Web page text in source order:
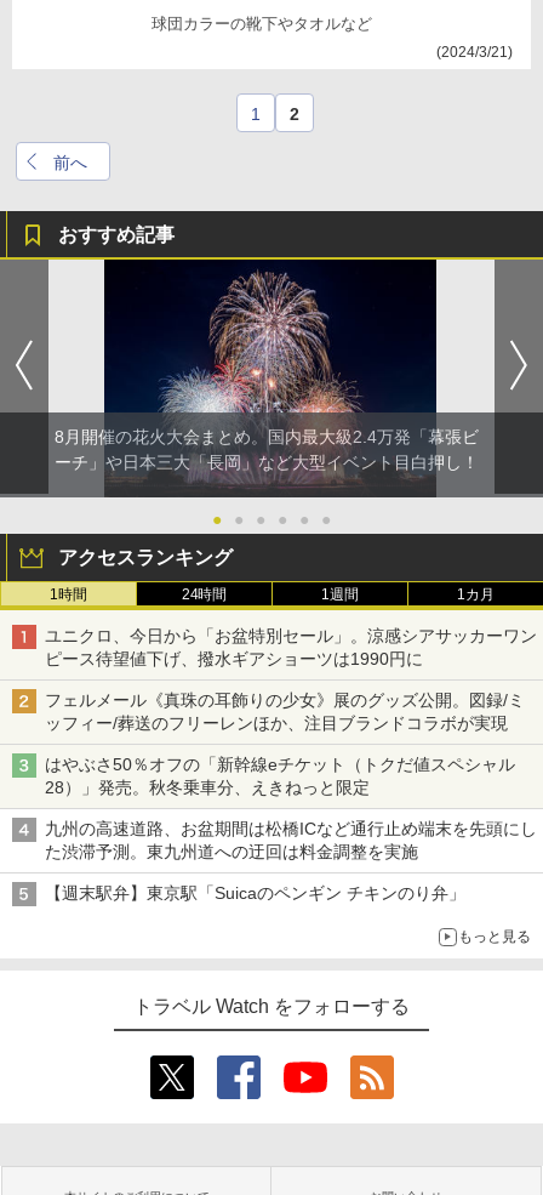
球団カラーの靴下やタオルなど
(2024/3/21)
前へ
1 2
おすすめ記事
8月開催の花火大会まとめ。国内最大級2.4万発「幕張ビ
ーチ」や日本三大「長岡」など大型イベント目白押し！
● ● ● ● ● ●
アクセスランキング
1時間 24時間 1週間 1カ月
ユニクロ、今日から「お盆特別セール」。涼感シアサッカーワン
ピース待望値下げ、撥水ギアショーツは1990円に
フェルメール《真珠の耳飾りの少女》展のグッズ公開。図録/ミ
ッフィー/葬送のフリーレンほか、注目ブランドコラボが実現
はやぶさ50％オフの「新幹線eチケット（トクだ値スペシャル
28）」発売。秋冬乗車分、えきねっと限定
九州の高速道路、お盆期間は松橋ICなど通行止め端末を先頭にし
た渋滞予測。東九州道への迂回は料金調整を実施
【週末駅弁】東京駅「Suicaのペンギン チキンのり弁」
もっと見る
トラベル Watch をフォローする